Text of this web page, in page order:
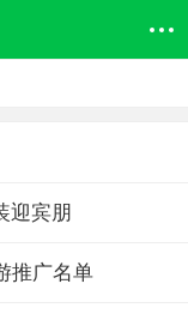
迎宾朋
推广名单